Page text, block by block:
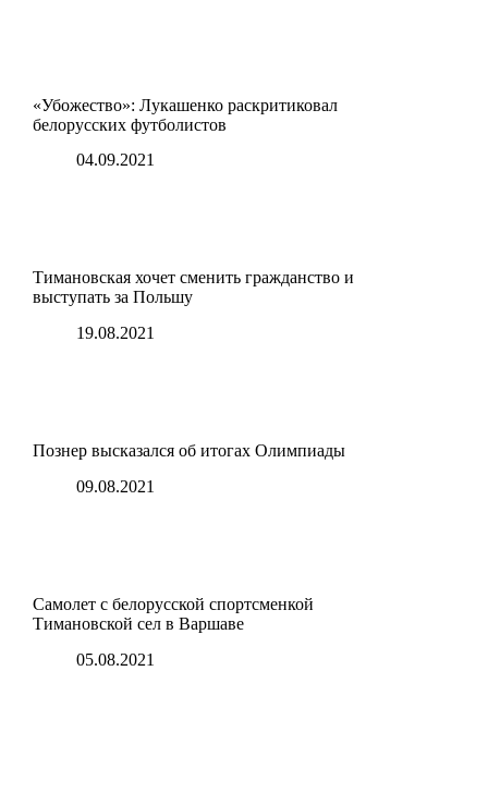
«Убожество»: Лукашенко раскритиковал
белорусских футболистов
04.09.2021
Тимановская хочет сменить гражданство и
выступать за Польшу
19.08.2021
Познер высказался об итогах Олимпиады
09.08.2021
Самолет с белорусской спортсменкой
Тимановской сел в Варшаве
05.08.2021